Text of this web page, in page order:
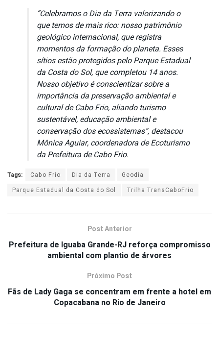
“Celebramos o Dia da Terra valorizando o
que temos de mais rico: nosso patrimônio
geológico internacional, que registra
momentos da formação do planeta. Esses
sítios estão protegidos pelo Parque Estadual
da Costa do Sol, que completou 14 anos.
Nosso objetivo é conscientizar sobre a
importância da preservação ambiental e
cultural de Cabo Frio, aliando turismo
sustentável, educação ambiental e
conservação dos ecossistemas”, destacou
Mônica Aguiar, coordenadora de Ecoturismo
da Prefeitura de Cabo Frio.
Tags: Cabo Frio Dia da Terra
Geodia
Parque Estadual da Costa do Sol
Trilha TransCaboFrio
Post Anterior
Prefeitura de Iguaba Grande-RJ reforça compromisso
ambiental com plantio de árvores
Próximo Post
Fãs de Lady Gaga se concentram em frente a hotel em
Copacabana no Rio de Janeiro